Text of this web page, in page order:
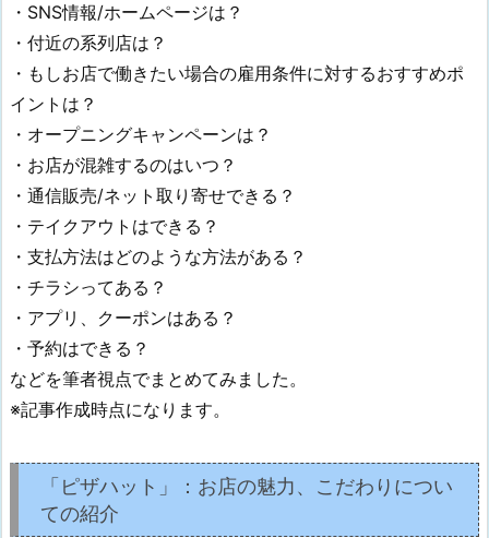
・SNS情報/ホームページは？
・付近の系列店は？
・もしお店で働きたい場合の雇用条件に対するおすすめポ
イントは？
・オープニングキャンペーンは？
・お店が混雑するのはいつ？
・通信販売/ネット取り寄せできる？
・テイクアウトはできる？
・支払方法はどのような方法がある？
・チラシってある？
・アプリ、クーポンはある？
・予約はできる？
などを筆者視点でまとめてみました。
※記事作成時点になります。
「ピザハット」：お店の魅力、こだわりについ
ての紹介